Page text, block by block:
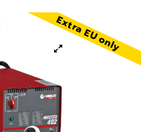
Extra EU only